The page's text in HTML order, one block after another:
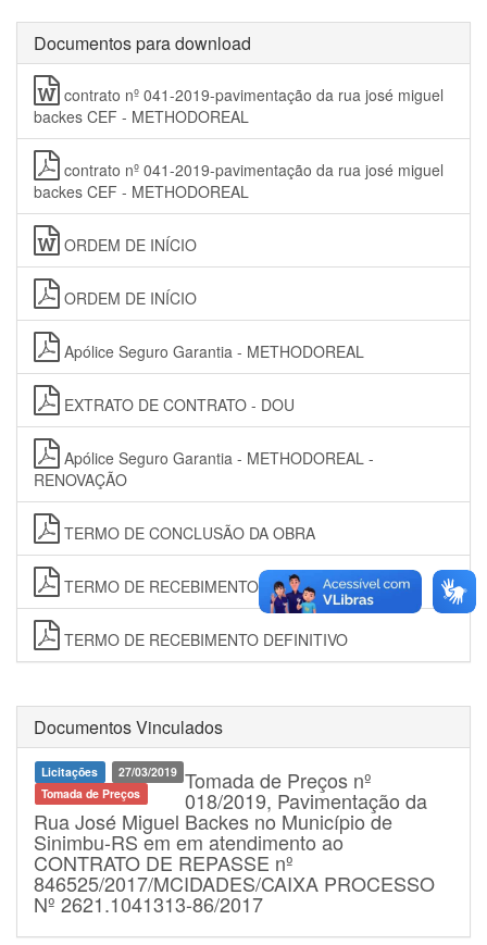
Documentos para download
contrato nº 041-2019-pavimentação da rua josé miguel
backes CEF - METHODOREAL
contrato nº 041-2019-pavimentação da rua josé miguel
backes CEF - METHODOREAL
ORDEM DE INÍCIO
ORDEM DE INÍCIO
Apólice Seguro Garantia - METHODOREAL
EXTRATO DE CONTRATO - DOU
Apólice Seguro Garantia - METHODOREAL -
RENOVAÇÃO
TERMO DE CONCLUSÃO DA OBRA
TERMO DE RECEBIMENTO PROVISÓRIO
TERMO DE RECEBIMENTO DEFINITIVO
Documentos Vinculados
Licitações
27/03/2019
Tomada de Preços
Tomada de Preços nº
018/2019, Pavimentação da
Rua José Miguel Backes no Município de
Sinimbu-RS em em atendimento ao
CONTRATO DE REPASSE nº
846525/2017/MCIDADES/CAIXA PROCESSO
Nº 2621.1041313-86/2017